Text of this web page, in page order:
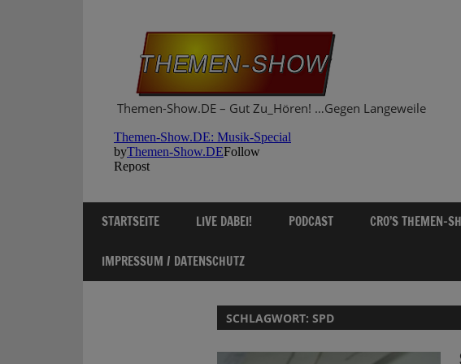
Themen-Show.DE – Gut Zu_Hören! …Gegen Langeweile
STARTSEITE LIVE DABEI! PODCAST CRO’S THEMEN-
IMPRESSUM / DATENSCHUTZ
SCHLAGWORT:SPD